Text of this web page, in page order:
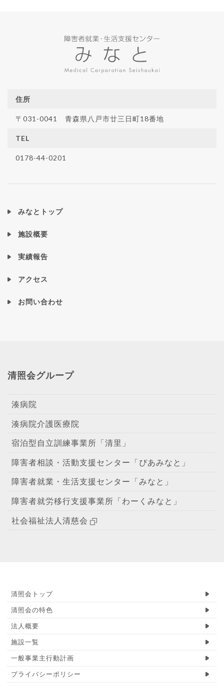
住所
〒031-0041 青森県八戸市廿三日町18番地
TEL
0178-44-0201
みなとトップ
施設概要
実績報告
アクセス
お問い合わせ
清照会グループ
湊病院
湊病院介護医療院
宿泊型自立訓練事業所「清里」
障害者相談・活動支援センター「ぴあみなと」
障害者就業・生活支援センター「みなと」
障害者就労移行支援事業所「わーくみなと」
社会福祉法人清慈会
清照会トップ
清照会の特色
法人概要
施設一覧
一般事業主行動計画
プライバシーポリシー